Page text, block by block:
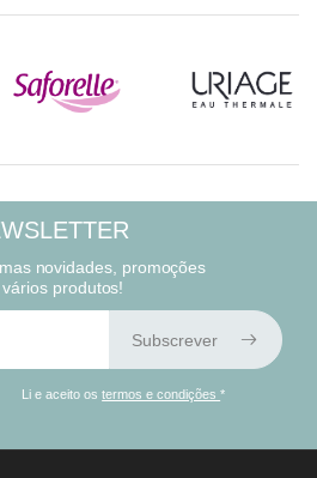
novidades, promoções
produtos!
Subscrever
Li e aceito ostermos e condições*